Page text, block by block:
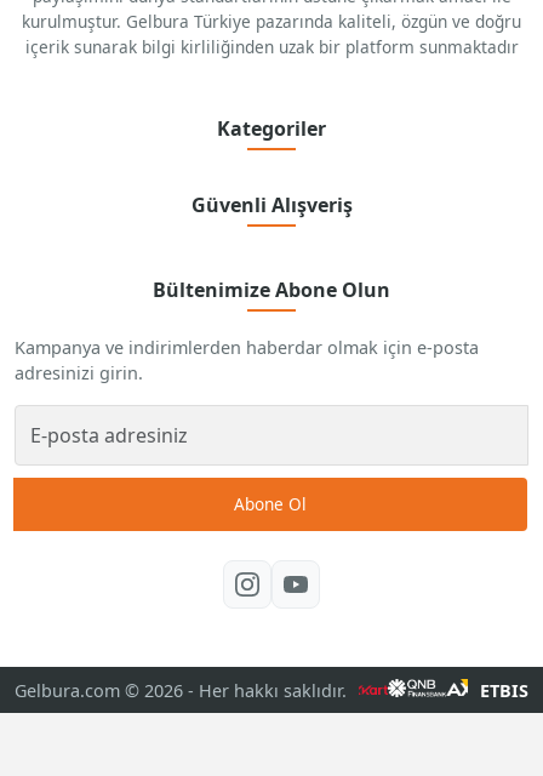
kurulmuştur. Gelbura Türkiye pazarında kaliteli, özgün ve doğru
içerik sunarak bilgi kirliliğinden uzak bir platform sunmaktadır
Kategoriler
Güvenli Alışveriş
Bültenimize Abone Olun
Kampanya ve indirimlerden haberdar olmak için e-posta
adresinizi girin.
Abone Ol
Gelbura.com © 2026 - Her hakkı saklıdır. ETBIS